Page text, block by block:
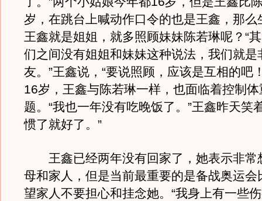
岁，在跳台上喊动作口令的也是王鑫，那么
王鑫就是姐姐，就多照顾妹妹陈若琳呢？“
们之间没有姐姐和妹妹这种说法，我们就是
友。”王鑫说，“要说照顾，应该是互相的吧
16岁，王鑫与陈若琳一样，也面临着控制
题。“我也一年没有吃晚饭了。”王鑫昨天笑
惯了就好了。”
王鑫已经两年没有回家了，她表示非常
母和家人，但是当前最重要的是备战奥运会
望家人不要担心和挂念她。“我身上有一些